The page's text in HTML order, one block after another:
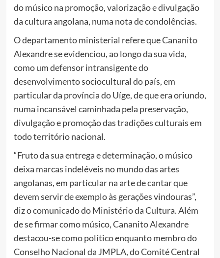
do músico na promoção, valorização e divulgação
da cultura angolana, numa nota de condolências.
O departamento ministerial refere que Cananito
Alexandre se evidenciou, ao longo da sua vida,
como um defensor intransigente do
desenvolvimento sociocultural do país, em
particular da província do Uíge, de que era oriundo,
numa incansável caminhada pela preservação,
divulgação e promoção das tradições culturais em
todo território nacional.
“Fruto da sua entrega e determinação, o músico
deixa marcas indeléveis no mundo das artes
angolanas, em particular na arte de cantar que
devem servir de exemplo às gerações vindouras”,
diz o comunicado do Ministério da Cultura. Além
de se firmar como músico, Cananito Alexandre
destacou-se como político enquanto membro do
Conselho Nacional da JMPLA, do Comité Central